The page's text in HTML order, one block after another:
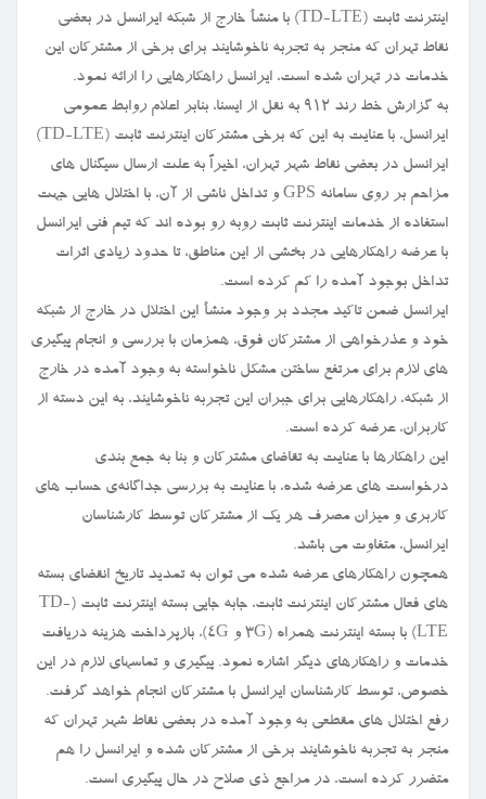
اینترنت ثابت (TD-LTE) با منشأ خارج از شبکه ایرانسل در بعضی
نقاط تهران که منجر به تجربه ناخوشایند برای برخی از مشترکان این
خدمات در تهران شده است، ایرانسل راهکارهایی را ارائه نمود.
به گزارش خط رند ۹۱۲ به نقل از ایسنا، بنابر اعلام روابط عمومی
ایرانسل، با عنایت به این که برخی مشترکان اینترنت ثابت (TD-LTE)
ایرانسل در بعضی نقاط شهر تهران، اخیراً به علت ارسال سیگنال های
مزاحم بر روی سامانه GPS و تداخل ناشی از آن، با اختلال هایی جهت
استفاده از خدمات اینترنت ثابت روبه رو بوده اند که تیم فنی ایرانسل
با عرضه راهکارهایی در بخشی از این مناطق، تا حدود زیادی اثرات
تداخل بوجود آمده را کم کرده است.
ایرانسل ضمن تاکید مجدد بر وجود منشأ این اختلال در خارج از شبکه
خود و عذرخواهی از مشترکان فوق، همزمان با بررسی و انجام پیگیری
های لازم برای مرتفع ساختن مشکل ناخواسته به وجود آمده در خارج
از شبکه، راهکارهایی برای جبران این تجربه ناخوشایند، به این دسته از
کاربران، عرضه کرده است.
این راهکارها با عنایت به تقاضای مشترکان و بنا به جمع بندی
درخواست های عرضه شده، با عنایت به بررسی جداگانه‌ی حساب های
کاربری و میزان مصرف هر یک از مشترکان توسط کارشناسان
ایرانسل، متفاوت می باشد.
همچون راهکارهای عرضه شده می توان به تمدید تاریخ انقضای بسته
های فعال مشترکان اینترنت ثابت، جابه جایی بسته اینترنت ثابت (TD-
LTE) با بسته اینترنت همراه (3G و 4G)، بازپرداخت هزینه دریافت
خدمات و راهکارهای دیگر اشاره نمود. پیگیری و تماسهای لازم در این
خصوص، توسط کارشناسان ایرانسل با مشترکان انجام خواهد گرفت.
رفع اختلال های مقطعی به وجود آمده در بعضی نقاط شهر تهران که
منجر به تجربه ناخوشایند برخی از مشترکان شده و ایرانسل را هم
متضرر کرده است، در مراجع ذی صلاح در حال پیگیری است.